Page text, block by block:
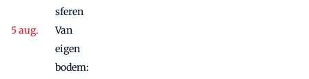
sferen
Van
eigen
bodem: